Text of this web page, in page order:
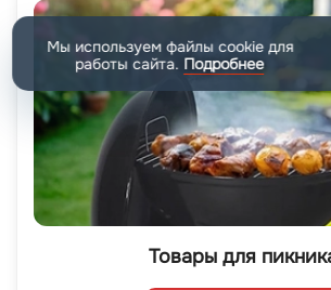
Товары для
Мы используем файлы cookie для
работы сайта. Подробнее